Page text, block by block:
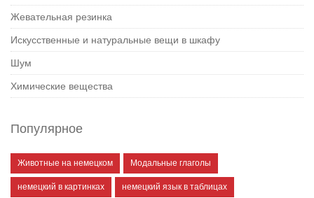
Жевательная резинка
Искусственные и натуральные вещи в шкафу
Шум
Химические вещества
Популярное
Животные на немецком Модальные глаголы
немецкий в картинках немецкий язык в таблицах